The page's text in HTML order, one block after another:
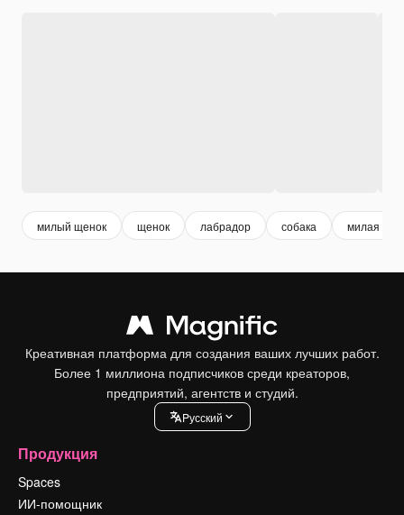
милый щенок щенок лабрадор собака милая
Креативная платформа для создания ваших лучших работ.
Более 1 миллиона подписчиков среди креаторов,
предприятий, агентств и студий.
Pусский
Продукция
Spaces
ИИ-помощник